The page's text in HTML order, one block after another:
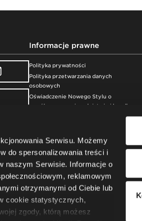
Serwisu. Możemy
do spersonalizowania treści i
naszym Serwisie. Informacje o
reklamowym
otrzymanymi od Ciebie lub
cookie statystycznych,
zgody, którą możesz
Informacje prawne
Polityka prywatności
Polityka przetwarzania danych
osobowych
Oświadczenie Nowego Stylu o
współczesnym niewolnictwie i handlu
Bezpieczeństwo produktów